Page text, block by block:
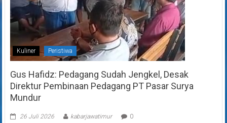
Kuliner Peristiwa
Gus Hafidz: Pedagang Sudah Jengkel, Desak
Direktur Pembinaan Pedagang PT Pasar Surya
Mundur
26 Juli 2026 kabarjawatimur 0